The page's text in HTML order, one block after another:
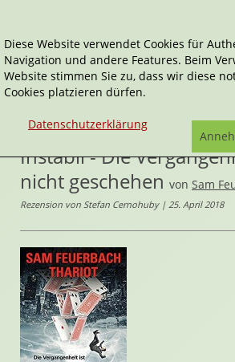
Home Belletristik
Instabil - Die Vergangenheit ist noch
Instabil - Die
nicht geschehen von Sam
Rezension von Stefan Cernohuby | 25. April 2018
Diese Website verwendet Cookies für
Navigation und andere Features. Beim
Website stimmen Sie zu, dass wir diese
Cookies platzieren dürfen.
Datenschutzerklärung